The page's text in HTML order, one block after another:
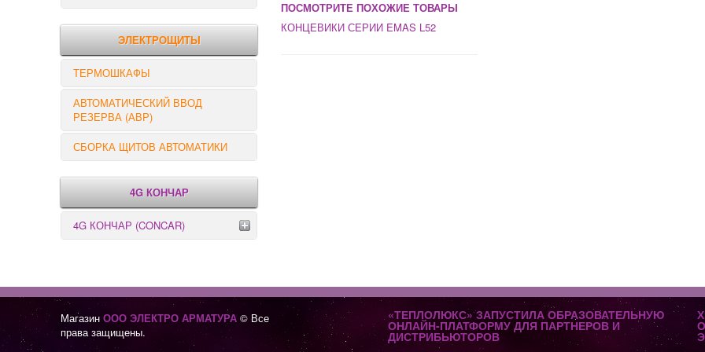
РЕЛЕ КОНТРОЛЯ
ЭЛЕКТРОЩИТЫ
ТЕРМОШКАФЫ
АВТОМАТИЧЕСКИЙ ВВОД
РЕЗЕРВА (АВР)
СБОРКА ЩИТОВ АВТОМАТИКИ
4G КОНЧАР
4G КОНЧАР (CONCAR)
ПОСМОТРИТЕ ПОХОЖИЕ ТОВАРЫ
КОНЦЕВИКИ СЕРИИ EMAS L52
Магазин ООО ЭЛЕКТРО АРМАТУРА © Все
права защищены.
«ТЕПЛОЛЮКС» ЗАПУСТИЛА ОБРАЗОВАТЕЛЬНУЮ
ОНЛАЙН-ПЛАТФОРМУ ДЛЯ ПАРТНЕРОВ И
ДИСТРИБЬЮТОРОВ